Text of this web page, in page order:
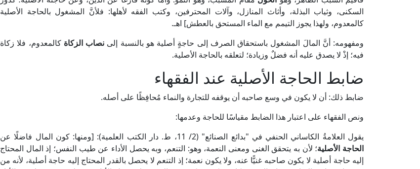
السكنى، وثياب البذلة، وأثاث المنازل، وآلات المحترفين، وكتب الفقه لأهلها: فلأنَّ المشغول بالحاجة الأصلية
كالمعدوم، ولهذا يجوز التيمم مع الماء المستحق بالعطش] اهـ.
ومفهومه: أنَّ المالَ المشغول باستحقاق الصرف إلى حاجةٍ أصلية هو بالنسبة إلى نصاب الزكاة كالمعدوم، فلا زكاة
فيه؛ إذْ لا يصدق عليه أنه فضلٌ وزيادة؛ لتعلقه بالحاجة الأصلية.
ضابط الحاجة الأصلية عند الفقهاء
ضابط ذلك: أن لا يكون في وسع صاحبه أن يوقفه للتجارة والنماء مُحافِظًا على أصله.
ونص الفقهاء على اعتبار هذا الضابط مقياسًا للحاجة وعدمها:
يقول العلامةُ الكاساني الحنفي في "بدائع الصنائع" (2/ 11، ط. دار الكتب العلمية): [ومنها: كون المال فاضلًا عن
الحاجة الأصلية؛ لأن به يتحقق الغنى ومعنى النعمة، وهو: التنعم، وبه يحصل الأداء عن طيب النفس؛ إذ المال المحتاج
إليه حاجة أصلية لا يكون صاحبه غنيًّا عنه، ولا يكون نعمة؛ إذ التنعم لا يحصل بالقدر المحتاج إليه حاجة أصلية، لأنه من